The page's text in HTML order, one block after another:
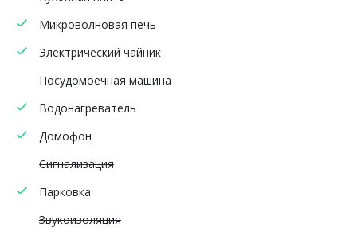
Микроволновая печь
Электрический чайник
Посудомоечная машина
Водонагреватель
Домофон
Сигнализация
Парковка
Звукоизоляция